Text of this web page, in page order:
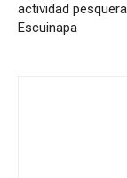
actividad
Escuinapa